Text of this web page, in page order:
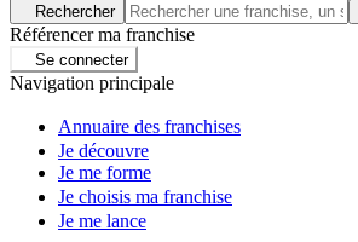
Rechercher
Référencer ma franchise
Se connecter
Navigation principale
Annuaire des franchises
Je découvre
Je me forme
Je choisis ma franchise
Je me lance